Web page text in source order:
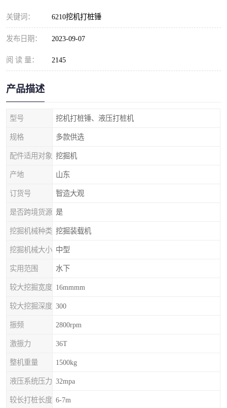
关键词： 6210挖机打桩锤
发布日期： 2023-09-07
阅 读 量： 2145
产品描述
型号 挖机打桩锤、液压打桩机
规格 多款供选
配件适用对象 挖掘机
产地 山东
订货号 智造大观
是否跨境货源 是
挖掘机械种类 挖掘装载机
挖掘机械大小 中型
实用范围 水下
较大挖掘宽度 16mmmm
较大挖掘深度 300
振频 2800rpm
激振力 36T
整机重量 1500kg
液压系统压力 32mpa
较长打桩长度 6-7m